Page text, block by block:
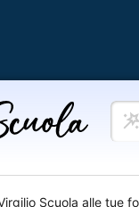
Cosa
vuoi
Scuola alle tue